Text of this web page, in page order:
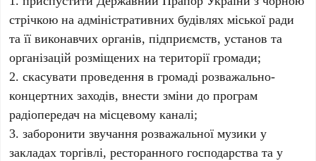
стрічкою на адміністративних будівлях міської ради
та її виконавчих органів, підприємств, установ та
організацій розміщених на території громади;
2. скасувати проведення в громаді розважально-
концертних заходів, внести зміни до програм
радіопередач на місцевому каналі;
3. заборонити звучання розважальної музики у
закладах торгівлі, ресторанного господарства та у